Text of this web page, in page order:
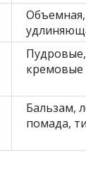
Объемная,
Пудровые,
кремовые
Бальзам,
помада,